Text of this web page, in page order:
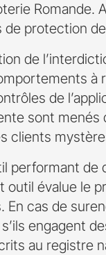
Romande.
protection
de
à
de
sont menés
clients
performant
évalue le
cas de
engagent
au registre